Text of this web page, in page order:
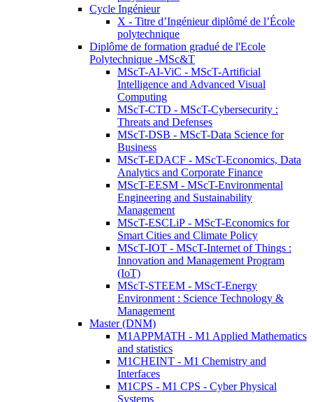
Cycle Ingénieur
X - Titre d’Ingénieur diplômé de l’École
polytechnique
Diplôme de formation gradué de l'Ecole
Polytechnique -MSc&T
MScT-AI-ViC - MScT-Artificial
Intelligence and Advanced Visual
Computing
MScT-CTD - MScT-Cybersecurity :
Threats and Defenses
MScT-DSB - MScT-Data Science for
Business
MScT-EDACF - MScT-Economics, Data
Analytics and Corporate Finance
MScT-EESM - MScT-Environmental
Engineering and Sustainability
Management
MScT-ESCLiP - MScT-Economics for
Smart Cities and Climate Policy
MScT-IOT - MScT-Internet of Things :
Innovation and Management Program
(IoT)
MScT-STEEM - MScT-Energy
Environment : Science Technology &
Management
Master (DNM)
M1APPMATH - M1 Applied Mathematics
and statistics
M1CHEINT - M1 Chemistry and
Interfaces
M1CPS - M1 CPS - Cyber Physical
Systems